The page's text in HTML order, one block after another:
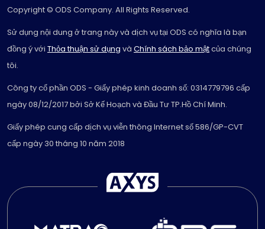
Copyright © ODS Company. All Rights Reserved.
Sử dụng nội dung ở trang này và dịch vụ tại ODS có nghĩa là bạn
đồng ý với Thỏa thuận sử dụng và Chính sách bảo mậtcủa chúng
tôi.
Công ty cổ phần ODS - Giấy phép kinh doanh số: 0314779796 cấp
ngày 08/12/2017 bởi Sở Kế Hoạch và Đầu Tư TP.Hồ Chí Minh.
Giấy phép cung cấp dịch vụ viễn thông Internet số 586/GP-CVT
cấp ngày 30 tháng 10 năm 2018